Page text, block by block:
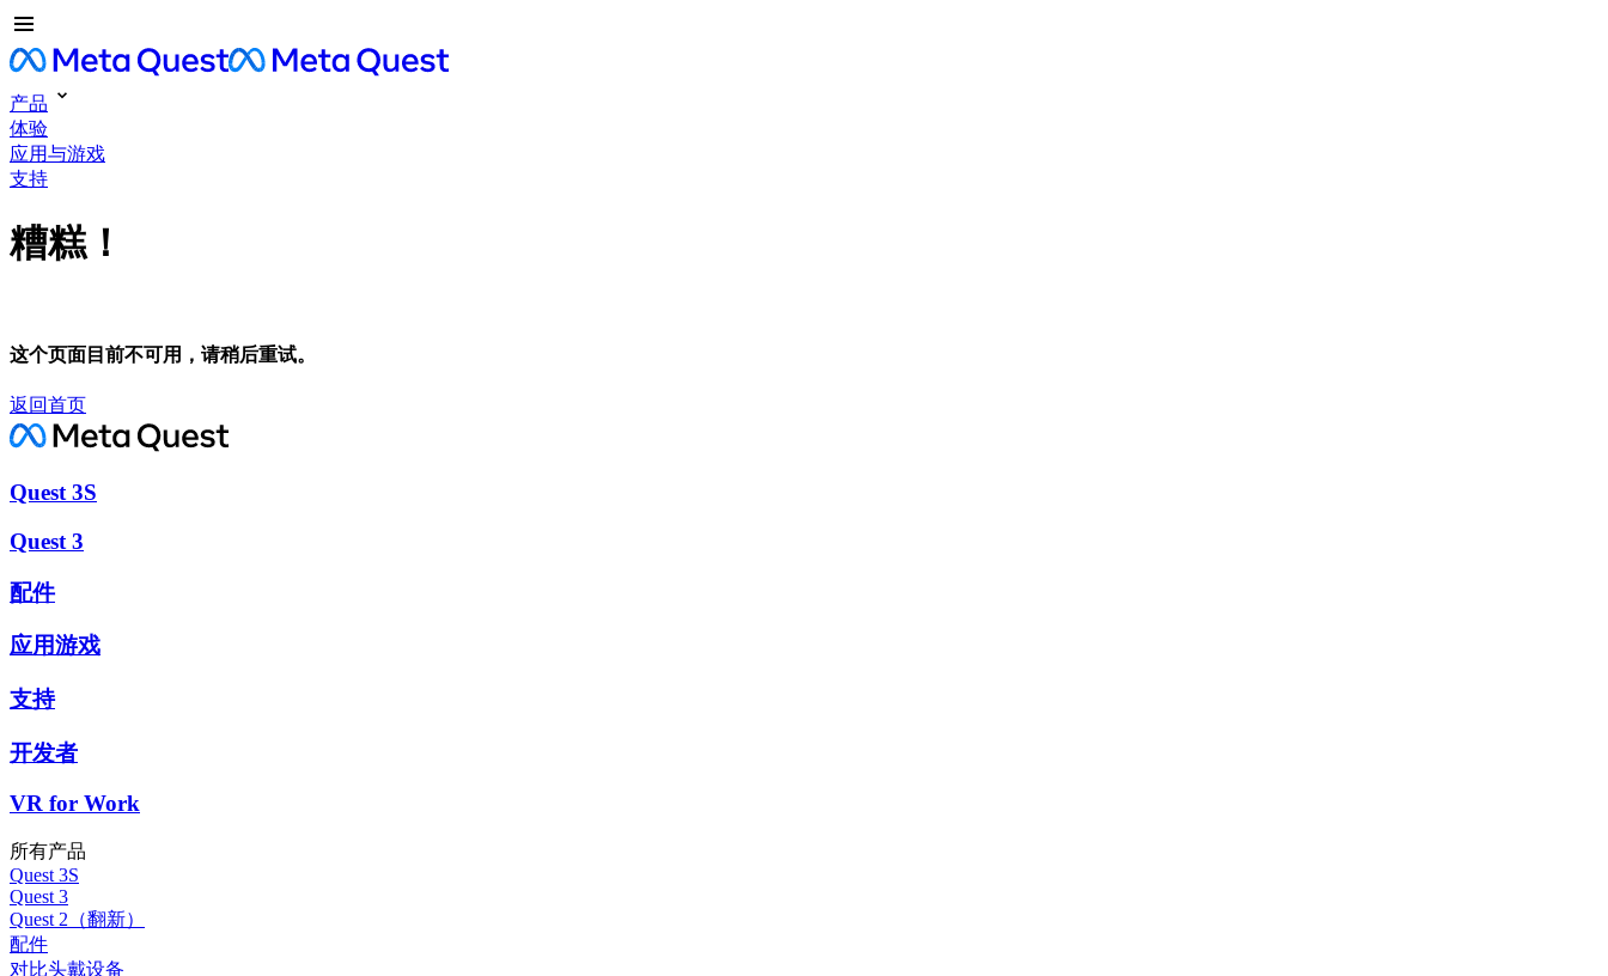
产品
体验
应用与游戏
支持
糟糕！
这个页面目前不可用，请稍后重试。
返回首页
Quest 3S
Quest 3
配件
应用游戏
支持
开发者
VR for Work
所有产品
Quest 3S
Quest 3
Quest 2（翻新）
配件
对比头戴设备